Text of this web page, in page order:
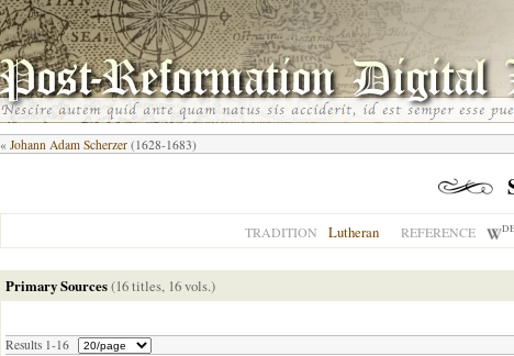
« Johann Adam Scherzer (1628-1683)
TRADITION Lutheran REFERENCE
Primary Sources(16 titles, 16 vols.)
Results 1-16